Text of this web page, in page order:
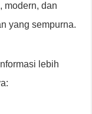
modern, dan
yang sempurna.
lebih